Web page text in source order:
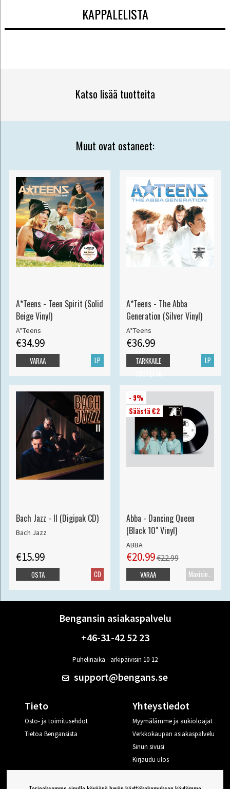
KAPPALELISTA
Katso lisää tuotteita
Muut ovat ostaneet:
A*Teens - Teen Spirit (Solid
Beige Vinyl)
A*Teens
€34.99
LP
VARAA
A*Teens - The Abba
Generation (Silver Vinyl)
A*Teens
€36.99
LP
TARKKAILE
Bach Jazz - II (Digipak CD)
Bach Jazz
€15.99
CD
OSTA
- 9%
Säästä €2
Abba - Dancing Queen
(Black 10" Vinyl)
ABBA
€20.99€22.99
Maxisingle
VARAA
Bengansin asiakaspalvelu
+46-31-42 52 23
Puhelinaika - arkipäivisin 10-12
support@bengans.se
Tieto
Osto- ja toimitusehdot
Tietoa Bengansista
Yhteystiedot
Myymälämme ja aukioloajat
Verkkokaupan asiakaspalvelu
Sinun sivusi
Kirjaudu ulos
Haluan vinkkejä Bengansilta